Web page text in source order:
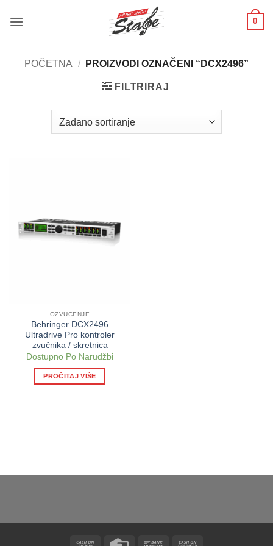
0
POČETNA / PROIZVODI OZNAČENI “DCX2496”
FILTRIRAJ
OZVUČENJE
Behringer DCX2496
Ultradrive Pro kontroler
zvučnika / skretnica
Dostupno Po Narudžbi
PROČITAJ VIŠE
Cash Credit Bank